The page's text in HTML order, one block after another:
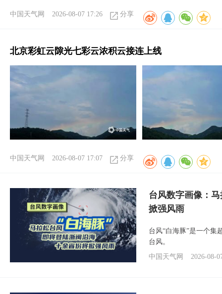
中国天气网 2026-08-07 17:26 分享
北京彩虹云隙光七彩云浓积云接连上线
中国天气网 2026-08-07 17:07 分享
台风数字画像：
掀强风雨
台风“白海豚”是一个集
台风。
中国天气网
2026-08-